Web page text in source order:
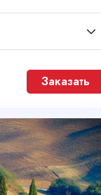
Заказать